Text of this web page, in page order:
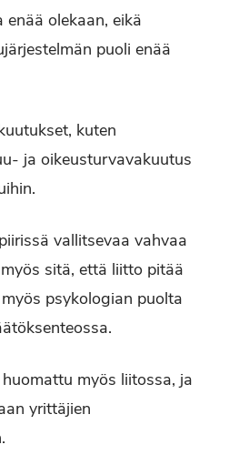
olekaan, eikä
puoli enää
kuten
ja oikeusturvavakuutus
vallitsevaa vahvaa
sitä, että liitto pitää
psykologian puolta
myös liitossa, ja
yrittäjien